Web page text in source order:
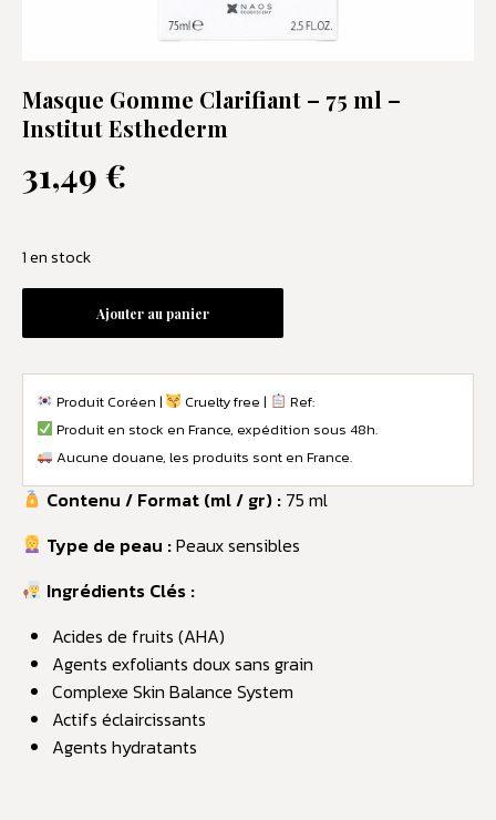
Masque Gomme Clarifiant – 75 ml –
Institut Esthederm
31,49 €
1 en stock
Ajouter au panier
Produit Coréen | Cruelty free |
Ref:
Produit en stock en France, expédition sous 48h.
Aucune douane, les produits sont en France.
Contenu / Format (ml / gr) : 75 ml
Type de peau :Peaux sensibles
Ingrédients Clés :
Acides de fruits (AHA)
Agents exfoliants doux sans grain
Complexe Skin Balance System
Actifs éclaircissants
Agents hydratants